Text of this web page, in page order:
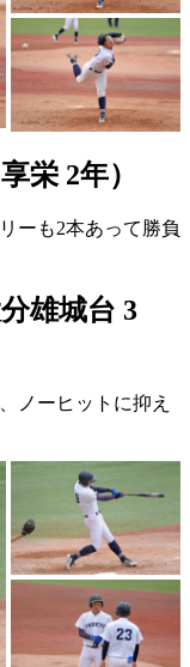
栄 2年）
ーも2本あって勝負
雄城台 3
ノーヒットに抑え